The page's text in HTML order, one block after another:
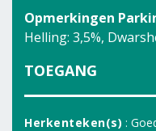
Opmerkingen
Helling: 3,5%,
TOEGANG
Herkenteken(s) :